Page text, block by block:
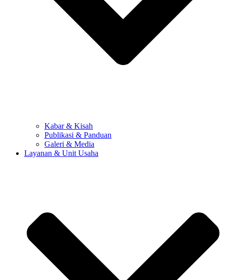
Kabar & Kisah
Publikasi & Panduan
Galeri & Media
Layanan & Unit Usaha